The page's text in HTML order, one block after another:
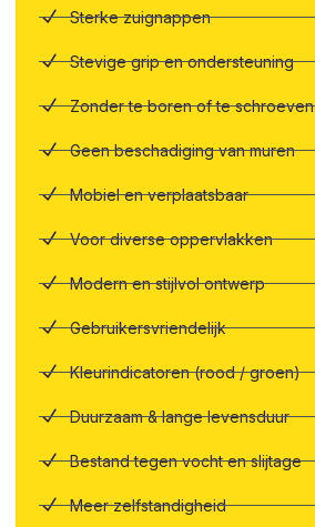
Sterke zuignappen
Stevige grip en ondersteuning
Zonder te boren of te schroeven
Geen beschadiging van muren
Mobiel en verplaatsbaar
Voor diverse oppervlakken
Modern en stijlvol ontwerp
Gebruikersvriendelijk
Kleurindicatoren (rood / groen)
Duurzaam & lange levensduur
Bestand tegen vocht en slijtage
Meer zelfstandigheid